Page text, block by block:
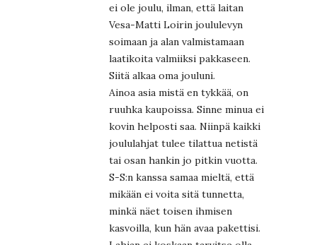
ei ole joulu, ilman, että laitan
Vesa-Matti Loirin joululevyn
soimaan ja alan valmistamaan
laatikoita valmiiksi pakkaseen.
Siitä alkaa oma jouluni.
Ainoa asia mistä en tykkää, on
ruuhka kaupoissa. Sinne minua ei
kovin helposti saa. Niinpä kaikki
joululahjat tulee tilattua netistä
tai osan hankin jo pitkin vuotta.
S-S:n kanssa samaa mieltä, että
mikään ei voita sitä tunnetta,
minkä näet toisen ihmisen
kasvoilla, kun hän avaa pakettisi.